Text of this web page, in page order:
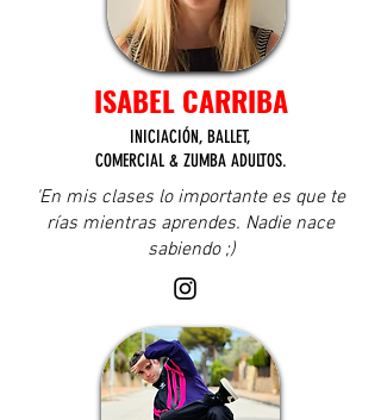
ISABEL CARRIBA
INICIACIÓN, BALLET,
COMERCIAL & ZUMBA ADULTOS.
'En mis clases lo importante es que te
rías mientras aprendes. Nadie nace
sabiendo ;)